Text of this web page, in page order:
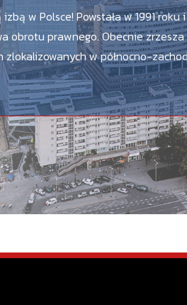
w Polsce! Powstała w 1991
obrotu prawnego. Obecnie
w północno-